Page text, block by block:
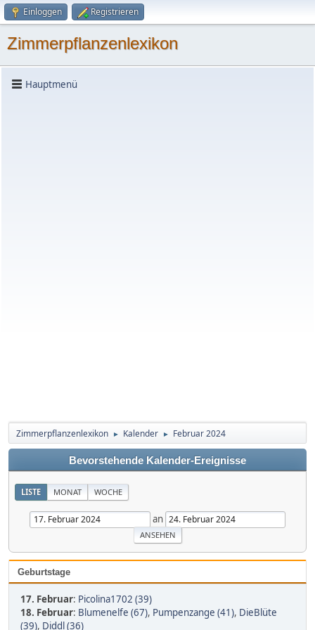
Einloggen Registrieren
Zimmerpflanzenlexikon
Hauptmenü
Zimmerpflanzenlexikon ► Kalender ► Februar 2024
Bevorstehende Kalender-Ereignisse
LISTE MONAT WOCHE
an
Geburtstage
17. Februar: Picolina1702 (39)
18. Februar: Blumenelfe (67), Pumpenzange (41), DieBlüte
(39), Diddl (36)